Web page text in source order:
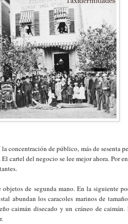
concentración de público, más de sesenta
cartel del negocio se lee mejor ahora. Por
de segunda mano. En la siguiente
abundan los caracoles marinos de
caimán disecado y un cráneo de